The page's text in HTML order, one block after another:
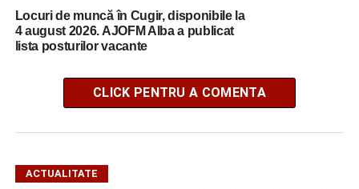
Locuri de muncă în Cugir, disponibile la
4 august 2026. AJOFM Alba a publicat
lista posturilor vacante
CLICK PENTRU A COMENTA
ACTUALITATE